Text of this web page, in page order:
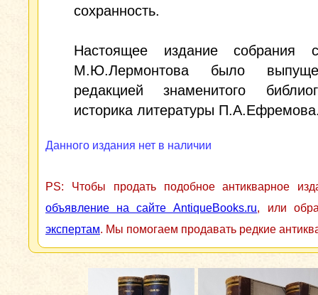
сохранность.
Настоящее издание собрания
М.Ю.Лермонтова было
редакцией знаменитого
историка литературы
Данного издания нет в наличии
PS: Чтобы продать подобное антикварное
объявление на сайте AntiqueBooks.ru, или
экспертам. Мы помогаем продавать редкие